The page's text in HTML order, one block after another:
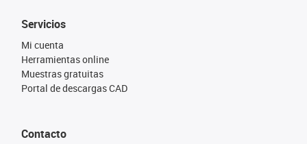
Servicios
Mi cuenta
Herramientas online
Muestras gratuitas
Portal de descargas CAD
Contacto